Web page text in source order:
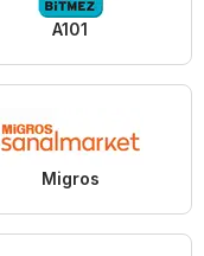
A101
Migros